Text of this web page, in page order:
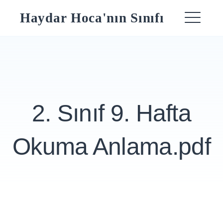
Haydar Hoca'nın Sınıfı
2. Sınıf 9. Hafta
Okuma Anlama.pdf